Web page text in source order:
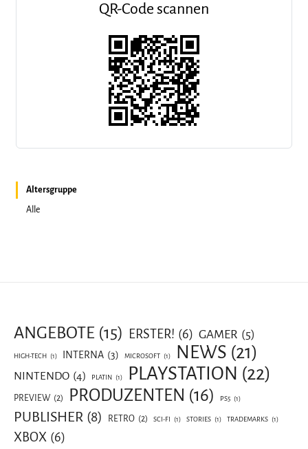
QR-Code scannen
Altersgruppe
Alle
ANGEBOTE (15) ERSTER! (6) GAMER (5)
HIGH-TECH (1) INTERNA (3) MICROSOFT (1) NEWS (21)
NINTENDO (4) PLATIN (1) PLAYSTATION (22)
PREVIEW (2) PRODUZENTEN (16) PS5 (1)
PUBLISHER (8) RETRO (2) SCI-FI (1) STORIES (1) TRADEMARKS (1)
XBOX (6)